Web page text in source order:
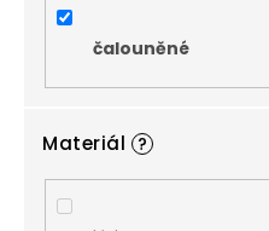
čalouněné
Materiál ?